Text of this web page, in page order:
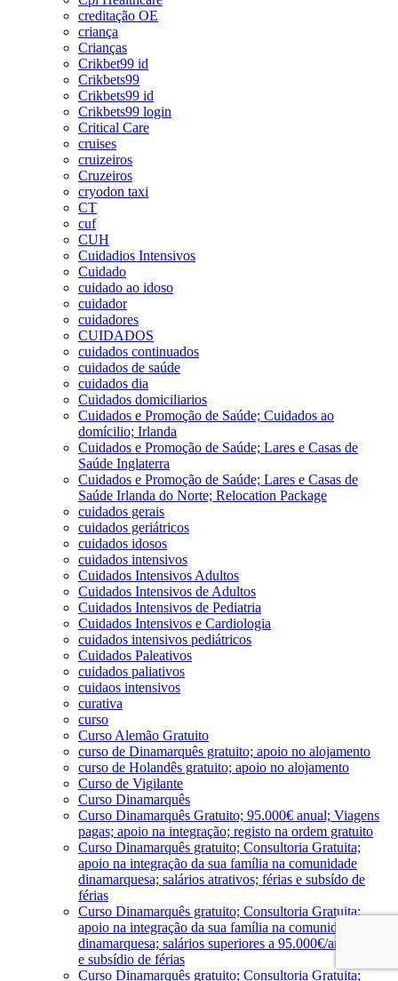
creditação OE
criança
Crianças
Crikbet99 id
Crikbets99
Crikbets99 id
Crikbets99 login
Critical Care
cruises
cruizeiros
Cruzeiros
cryodon taxi
CT
cuf
CUH
Cuidadios Intensivos
Cuidado
cuidado ao idoso
cuidador
cuidadores
CUIDADOS
cuidados continuados
cuidados de saúde
cuidados dia
Cuidados domiciliarios
Cuidados e Promoção de Saúde; Cuidados ao
domícilio; Irlanda
Cuidados e Promoção de Saúde; Lares e Casas de
Saúde Inglaterra
Cuidados e Promoção de Saúde; Lares e Casas de
Saúde Irlanda do Norte; Relocation Package
cuidados gerais
cuidados geriátricos
cuidados idosos
cuidados intensivos
Cuidados Intensivos Adultos
Cuidados Intensivos de Adultos
Cuidados Intensivos de Pediatria
Cuidados Intensivos e Cardiologia
cuidados intensivos pediátricos
Cuidados Paleativos
cuidados paliativos
cuidaos intensivos
curativa
curso
Curso Alemão Gratuito
curso de Dinamarquês gratuito; apoio no alojamento
curso de Holandês gratuito; apoio no alojamento
Curso de Vigilante
Curso Dinamarquês
Curso Dinamarquês Gratuito; 95.000€ anual; Viagens
pagas; apoio na integração; registo na ordem gratuito
Curso Dinamarquês gratuito; Consultoria Gratuita;
apoio na integração da sua família na comunidade
dinamarquesa; salários atrativos; férias e subsído de
férias
Curso Dinamarquês gratuito; Consultoria Gratuita;
apoio na integração da sua família na comunidade
dinamarquesa; salários superiores a 95.000€/ano; férias
e subsídio de férias
Curso Dinamarquês gratuito; Consultoria Gratuita;